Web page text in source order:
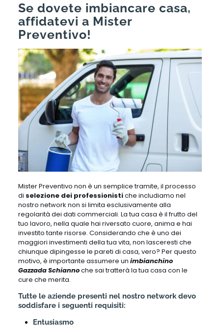
Se dovete imbiancare casa,
affidatevi a Mister
Preventivo!
Mister Preventivo non è un semplice tramite, il processo
di selezione dei professionistiche includiamo nel
nostro network non si limita esclusivamente alla
regolarità dei dati commerciali. La tua casa è il frutto del
tuo lavoro, nella quale hai riversato cuore, anima e hai
investito tante risorse. Considerando che è uno dei
maggiori investimenti della tua vita, non lasceresti che
chiunque dipingesse le pareti di casa, vero? Per questo
motivo, è importante assumere un imbianchino
Gazzada Schiannoche sai tratterà la tua casa con le
cure che merita.
Tutte le aziende presenti nel nostro network devo
soddisfare i seguenti requisiti:
Entusiasmo